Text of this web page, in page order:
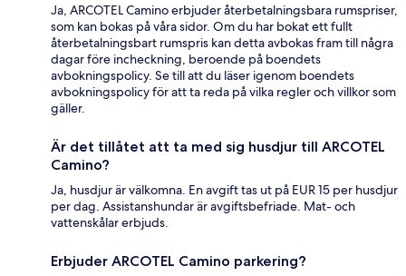
Ja, ARCOTEL Camino erbjuder återbetalningsbara rumspriser,
som kan bokas på våra sidor. Om du har bokat ett fullt
återbetalningsbart rumspris kan detta avbokas fram till några
dagar före incheckning, beroende på boendets
avbokningspolicy. Se till att du läser igenom boendets
avbokningspolicy för att ta reda på vilka regler och villkor som
gäller.
Är det tillåtet att ta med sig husdjur till ARCOTEL
Camino?
Ja, husdjur är välkomna. En avgift tas ut på EUR 15 per husdjur
per dag. Assistanshundar är avgiftsbefriade. Mat- och
vattenskålar erbjuds.
Erbjuder ARCOTEL Camino parkering?